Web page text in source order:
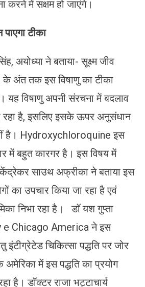
करने में सक्षम हो जाएंगे।
टीका
अयोध्या ने बताया- सूक्ष्म जीव
के अंत तक इस विषाणु का टीका
यह विषाणु अपनी संरचना में बदलाव
रहा है, इसलिए इसके ऊपर अनुसंधान
है। Hydroxychloroquine इस
में बहुत कारगर है। इस विषय में
केंद्रेकर साउथ अफ्रीका ने बताया इस
का उपचार किया जा रहा है एवं
निभा रहा है। डॉ यश गुप्ता
Chicago America ने इस
चिकित्सा पद्धति पर जोर
अमेरिका में इस पद्धति का प्रयोग
है। डॉक्टर राजा भट्टाचार्य